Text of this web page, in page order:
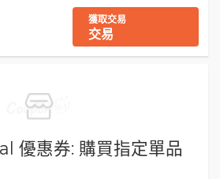
獲取交易
交易
優惠券: 購買指定單品